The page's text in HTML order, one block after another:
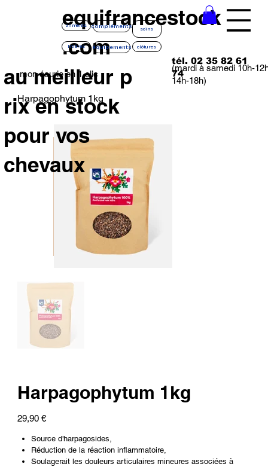
equifrancestock
.com
aliments
litières équipements
mon écurie en 1 clic
compléments
clôtures
soins
au meilleur p
rix en stock
pour vos
chevaux
tél. 02 35 82 61
74
(mardi à samedi 10h-
14h-18h)
Harpagophytum 1kg
Harpagophytum 1kg
Prix
29,90 €
Source d'harpagosides,
Réduction de la réaction inflammatoire,
Soulagerait les douleurs articulaires mineures associées à